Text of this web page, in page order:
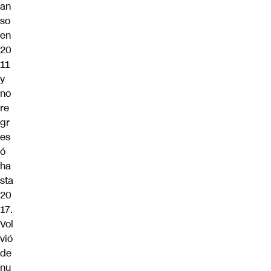
an
so
en
20
11
y
no
re
gr
es
ó
ha
sta
20
17.
Vol
vió
de
nu